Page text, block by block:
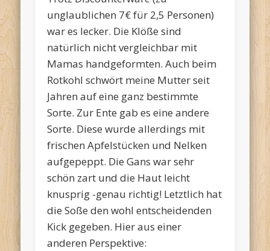
unglaublichen 7€ für 2,5 Personen)
war es lecker. Die Klöße sind
natürlich nicht vergleichbar mit
Mamas handgeformten. Auch beim
Rotkohl schwört meine Mutter seit
Jahren auf eine ganz bestimmte
Sorte. Zur Ente gab es eine andere
Sorte. Diese wurde allerdings mit
frischen Apfelstücken und Nelken
aufgepeppt. Die Gans war sehr
schön zart und die Haut leicht
knusprig -genau richtig! Letztlich hat
die Soße den wohl entscheidenden
Kick gegeben. Hier aus einer
anderen Perspektive: